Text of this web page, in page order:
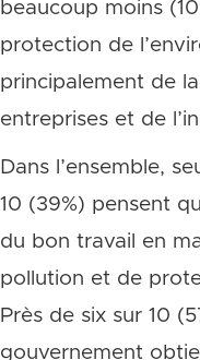
beaucoup moins
protection de
principalement de
entreprises et de
Dans l’ensemble,
10 (39%) pensent
du bon travail en
pollution et de
Près de six sur 10
gouvernement